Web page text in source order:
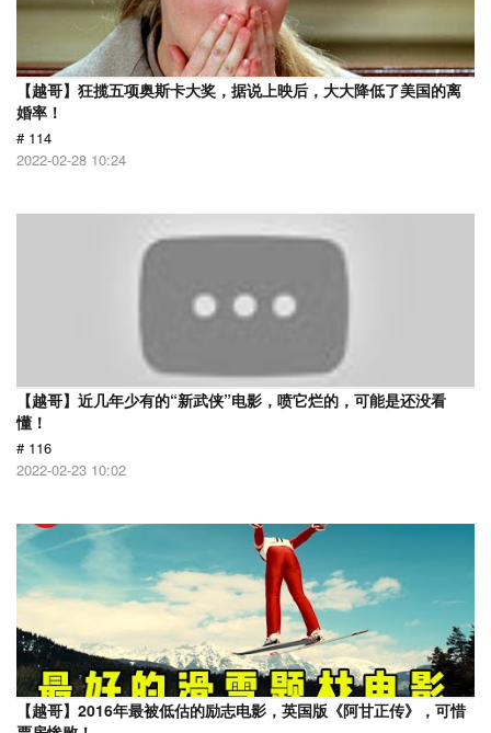
【越哥】狂揽五项奥斯卡大奖，据说上映后，大大降低了美国的离
婚率！
# 114
2022-02-28 10:24
【越哥】近几年少有的“新武侠”电影，喷它烂的，可能是还没看
懂！
# 116
2022-02-23 10:02
【越哥】2016年最被低估的励志电影，英国版《阿甘正传》，可惜